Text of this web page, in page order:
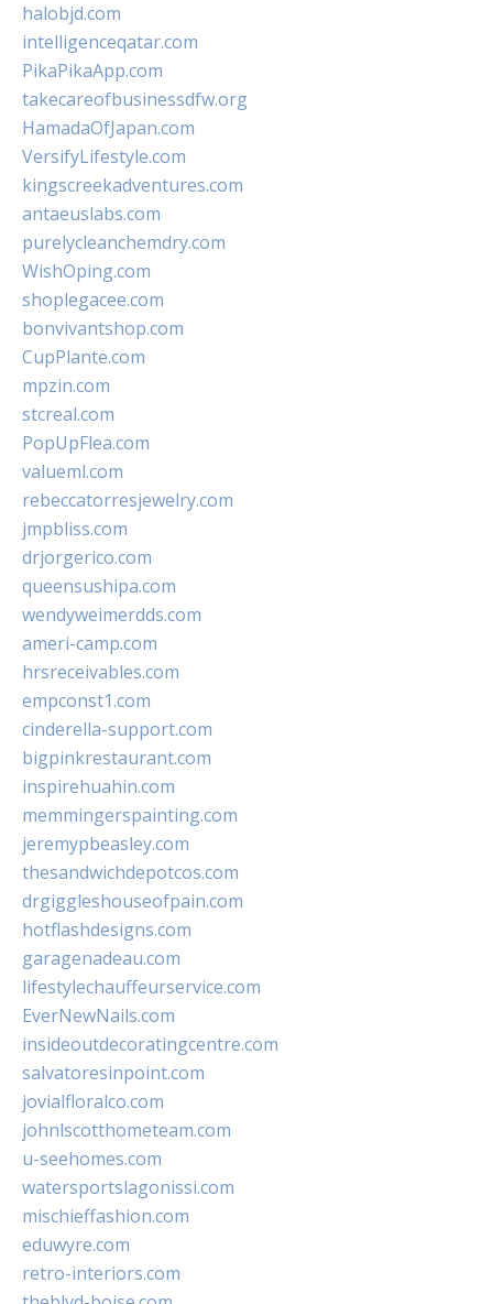
halobjd.com
intelligenceqatar.com
PikaPikaApp.com
takecareofbusinessdfw.org
HamadaOfJapan.com
VersifyLifestyle.com
kingscreekadventures.com
antaeuslabs.com
purelycleanchemdry.com
WishOping.com
shoplegacee.com
bonvivantshop.com
CupPlante.com
mpzin.com
stcreal.com
PopUpFlea.com
valueml.com
rebeccatorresjewelry.com
jmpbliss.com
drjorgerico.com
queensushipa.com
wendyweimerdds.com
ameri-camp.com
hrsreceivables.com
empconst1.com
cinderella-support.com
bigpinkrestaurant.com
inspirehuahin.com
memmingerspainting.com
jeremypbeasley.com
thesandwichdepotcos.com
drgiggleshouseofpain.com
hotflashdesigns.com
garagenadeau.com
lifestylechauffeurservice.com
EverNewNails.com
insideoutdecoratingcentre.com
salvatoresinpoint.com
jovialfloralco.com
johnlscotthometeam.com
u-seehomes.com
watersportslagonissi.com
mischieffashion.com
eduwyre.com
retro-interiors.com